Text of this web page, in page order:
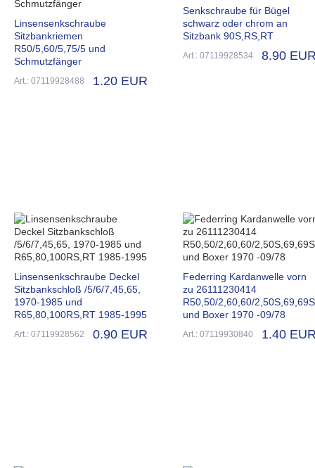
Linsensenkschraube
Sitzbankriemen
R50/5,60/5,75/5 und
Schmutzfänger
Art.: 07119928488 1.20 EUR
Senkschraube für Bügel
schwarz oder chrom an
Sitzbank 90S,RS,RT
Art.: 07119928534 8.90
Linsensenkschraube Deckel
Sitzbankschloß /5/6/7,45,65,
1970-1985 und
R65,80,100RS,RT 1985-1995
Art.: 07119928562 0.90 EUR
Federring Kardanwelle vorn
zu 26111230414
R50,50/2,60,60/
und Boxer 1970 -09/78
Art.: 07119930840 1.40